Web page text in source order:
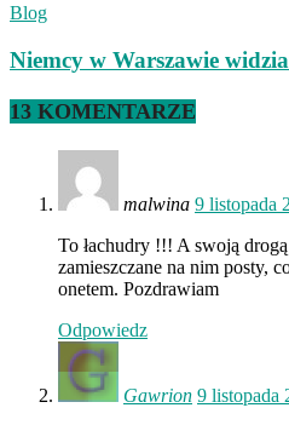
Blog
Niemcy w Warszawie
13 KOMENTARZE
malwina 9 listopada
To łachudry !!! A swoją
zamieszczane na nim posty,
onetem. Pozdrawiam
Odpowiedz
Gawrion 9 listopada